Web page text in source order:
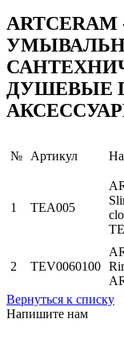
ДУШЕВЫЕ
№ Артикул
1 TEA005
2 TEV0060100
Вернуться к списку
Напишите нам